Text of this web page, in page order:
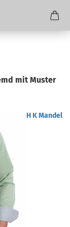
mit Muster
H K Mandel